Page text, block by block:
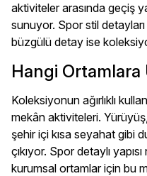
aktiviteler arasında geçiş
sunuyor. Spor stil
büzgülü detay ise
Hangi Ortamlara
Koleksiyonun ağırlıklı
mekân aktiviteleri.
şehir içi kısa seyahat gibi
çıkıyor. Spor detaylı
kurumsal ortamlar için bu